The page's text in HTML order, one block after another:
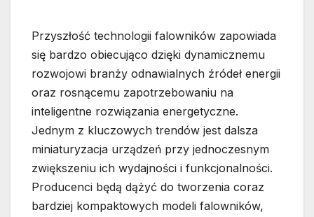
Przyszłość technologii falowników zapowiada
się bardzo obiecująco dzięki dynamicznemu
rozwojowi branży odnawialnych źródeł energii
oraz rosnącemu zapotrzebowaniu na
inteligentne rozwiązania energetyczne.
Jednym z kluczowych trendów jest dalsza
miniaturyzacja urządzeń przy jednoczesnym
zwiększeniu ich wydajności i funkcjonalności.
Producenci będą dążyć do tworzenia coraz
bardziej kompaktowych modeli falowników,